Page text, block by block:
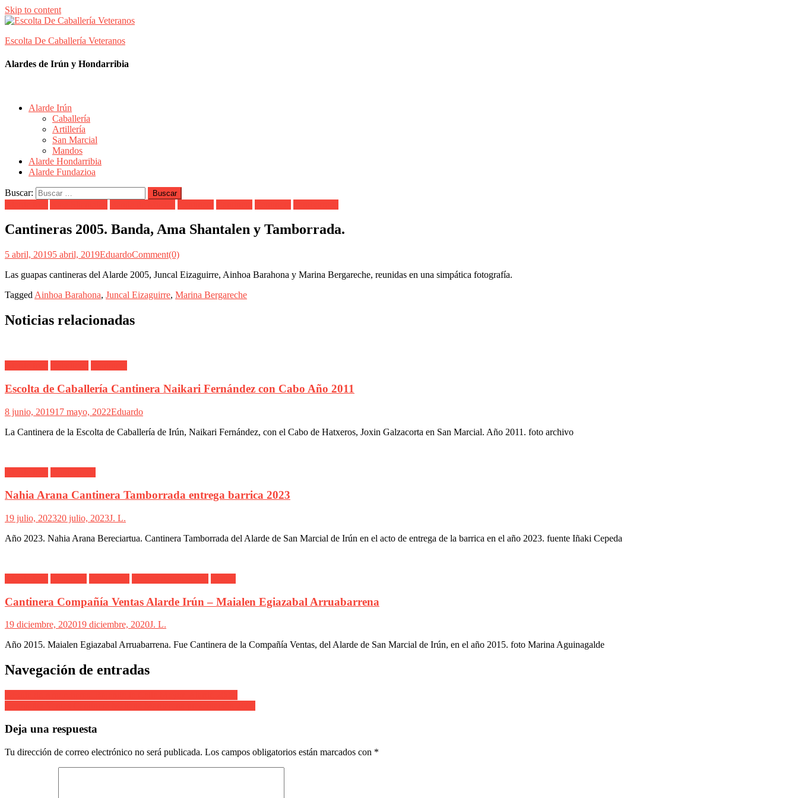
Skip to content
Escolta De Caballería Veteranos
Alardes de Irún y Hondarribia
Alarde Irún
Caballería
Artillería
San Marcial
Mandos
Alarde Hondarribia
Alarde Fundazioa
Buscar:
Cantineras 2005. Banda, Ama Shantalen y Tamborrada.
5 abril, 20195 abril, 2019EduardoComment(0)
Las guapas cantineras del Alarde 2005, Juncal Eizaguirre, Ainhoa Barahona y Marina Bergareche, reunidas en una simpática fotografía.
Tagged Ainhoa Barahona, Juncal Eizaguirre, Marina Bergareche
Noticias relacionadas
Escolta de Caballería Cantinera Naikari Fernández con Cabo Año 2011
8 junio, 201917 mayo, 2022Eduardo
La Cantinera de la Escolta de Caballería de Irún, Naikari Fernández, con el Cabo de Hatxeros, Joxin Galzacorta en San Marcial. Año 2011. foto archivo
Nahia Arana Cantinera Tamborrada entrega barrica 2023
19 julio, 202320 julio, 2023J. L.
Año 2023. Nahia Arana Bereciartua. Cantinera Tamborrada del Alarde de San Marcial de Irún en el acto de entrega de la barrica en el año 2023. fuente Iñaki Cepeda
Cantinera Compañía Ventas Alarde Irún – Maialen Egiazabal Arruabarrena
19 diciembre, 202019 diciembre, 2020J. L.
Año 2015. Maialen Egiazabal Arruabarrena. Fue Cantinera de la Compañía Ventas, del Alarde de San Marcial de Irún, en el año 2015. foto Marina Aguinagalde
Navegación de entradas
Deja una respuesta
Tu dirección de correo electrónico no será publicada. Los campos obligatorios están marcados con *